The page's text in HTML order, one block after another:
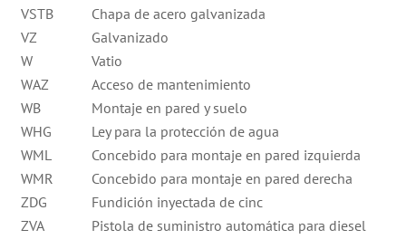
VSTB
Chapa de acero galvanizada
VZ
Galvanizado
W
Vatio
WAZ
Acceso de mantenimiento
WB
Montaje en pared y suelo
WHG
Ley para la protección de agua
WML
Concebido para montaje en pared izquierda
WMR
Concebido para montaje en pared derecha
ZDG
Fundición inyectada de cinc
ZVA
Pistola de suministro automática para diesel